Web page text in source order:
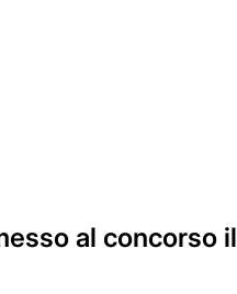
al concorso il